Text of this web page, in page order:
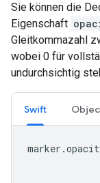
Sie können die
Eigenschaft
Gleitkommazahl
wobei 0 für
undurchsichtig
Swift
marker .